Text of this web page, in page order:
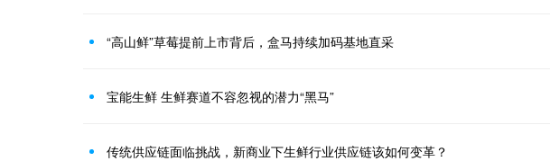
“高山鲜”草莓提前上市背后，盒马持续加码基地直采
宝能生鲜 生鲜赛道不容忽视的潜力“黑马”
传统供应链面临挑战，新商业下生鲜行业供应链该如何变革？